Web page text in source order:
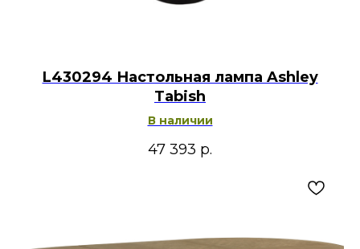
L430294 Настольная лампа Ashley
Tabish
В наличии
47 393 р.